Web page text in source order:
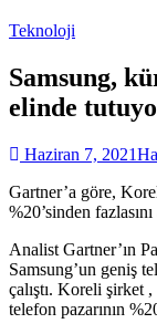
Teknoloji
Samsung,
elinde
Haziran 7, 2021
Gartner’a göre,
%20’sinden fazlasını
Analist Gartner’ın
Samsung’un geniş
çalıştı. Koreli şirket
telefon pazarının